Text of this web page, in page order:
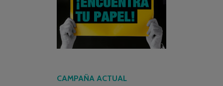
CAMPAÑA ACTUAL